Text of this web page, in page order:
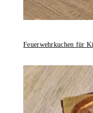
Feuerwehrkuchen für